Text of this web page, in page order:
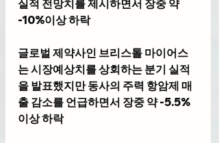
실적 전망치를 제시하면서 장중 약
-10%이상 하락
글로벌 제약사인 브리스톨 마이어스
는 시장예상치를 상회하는 분기 실적
을 발표했지만 동사의 주력 항암제 매
출 감소를 언급하면서 장중 약 -5.5%
이상 하락